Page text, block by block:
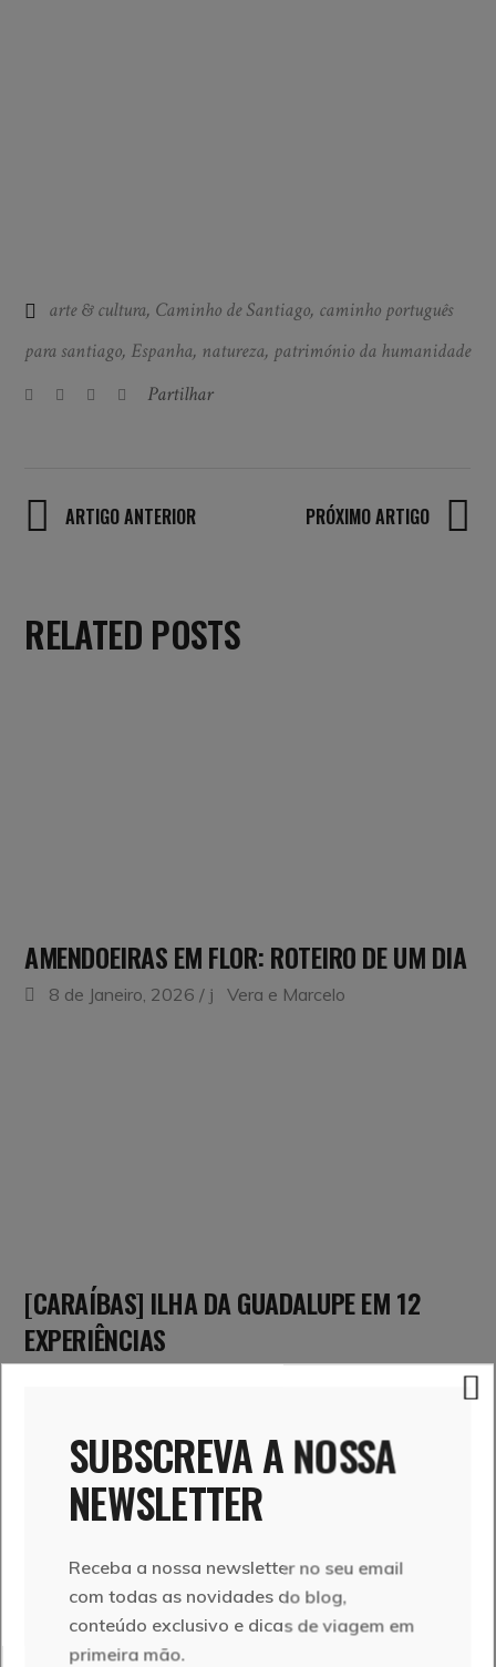
arte & cultura, Caminho de Santiago, caminho português
para santiago, Espanha, natureza, património da humanidade
Partilhar
ARTIGO ANTERIOR PRÓXIMO ARTIGO
RELATED POSTS
AMENDOEIRAS EM FLOR: ROTEIRO DE UM DIA
8 de Janeiro, 2026 Vera e Marcelo
[CARAÍBAS] ILHA DA GUADALUPE EM 12
EXPERIÊNCIAS
SUBSCREVA A NOSSA
NEWSLETTER
Receba a nossa newsletter no seu email
com todas as novidades do blog,
conteúdo exclusivo e dicas de viagem em
primeira mão.